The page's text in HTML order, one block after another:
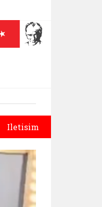
açılır)
Iletisim